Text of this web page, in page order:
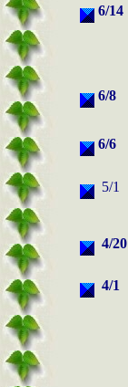
6/14
6/8
6/6
5/1
4/20
4/1